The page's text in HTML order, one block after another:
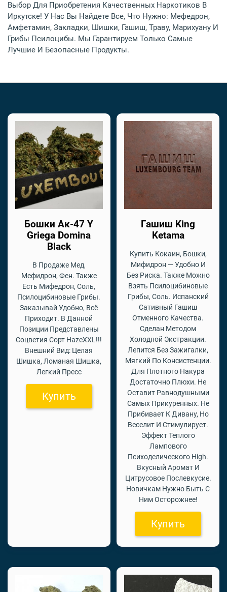
Выбор Для Приобретения Качественных Наркотиков В
Иркутске! У Нас Вы Найдете Все, Что Нужно: Мефедрон,
Амфетамин, Закладки, Шишки, Гашиш, Траву, Марихуану И
Грибы Псилоцибы. Мы Гарантируем Только Самые
Лучшие И Безопасные Продукты.
Бошки Ак-47 Y
Griega Domina
Black
В Продаже Мед,
Мефидрон, Фен. Также
Есть Мифедрон, Соль,
Псилоцибиновые Грибы.
Заказывай Удобно, Всё
Приходит. В Данной
Позиции Представлены
Соцветия Сорт HazeXXL!!!
Внешний Вид: Целая
Шишка, Ломаная Шишка,
Легкий Пресс
Купить
Гашиш King
Ketama
Купить Кокаин, Бошки,
Мифидрон — Удобно И
Без Риска. Также Можно
Взять Псилоцибиновые
Грибы, Соль. Испанский
Сативный Гашиш
Отменного Качества.
Сделан Методом
Холодной Экстракции.
Лепится Без Зажигалки,
Мягкий По Консистенции.
Для Плотного Накура
Достаточно Плюхи. Не
Оставит Равнодушными
Самых Прикуренных. Не
Прибивает К Дивану, Но
Веселит И Стимулирует.
Эффект Теплого
Лампового
Психоделического High.
Вкусный Аромат И
Цитрусовое Послевкусие.
Новичкам Нужно Быть С
Ним Осторожнее!
Купить